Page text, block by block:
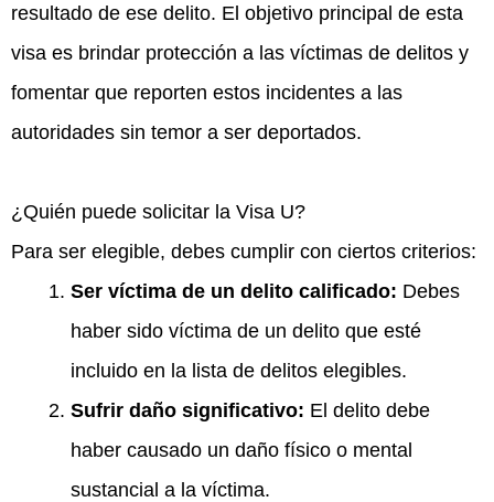
resultado de ese delito. El objetivo principal de esta
visa es brindar protección a las víctimas de delitos y
fomentar que reporten estos incidentes a las
autoridades sin temor a ser deportados.
¿Quién puede solicitar la Visa U?
Para ser elegible, debes cumplir con ciertos criterios:
Ser víctima de un delito calificado: Debes
haber sido víctima de un delito que esté
incluido en la lista de delitos elegibles.
Sufrir daño significativo: El delito debe
haber causado un daño físico o mental
sustancial a la víctima.